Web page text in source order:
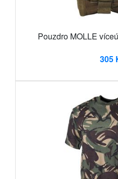
Pouzdro MOLLE
305